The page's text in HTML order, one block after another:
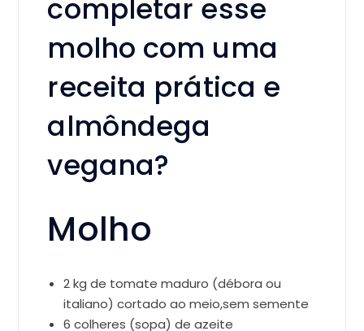
completar esse
molho com uma
receita prática e
almôndega
vegana?
Molho
2 kg de tomate maduro (débora ou
italiano) cortado ao meio,sem semente
6 colheres (sopa) de azeite